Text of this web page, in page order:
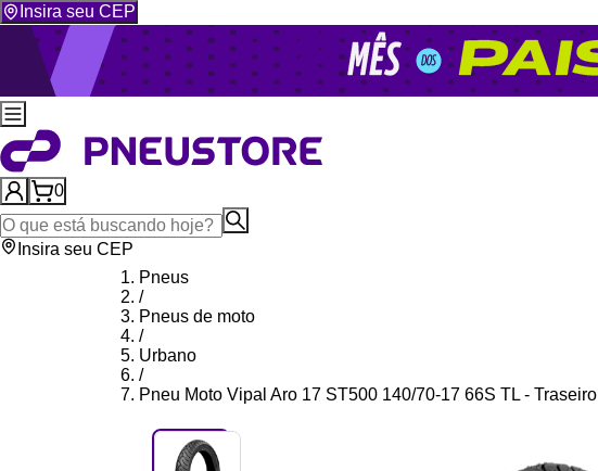
Insira seu CEP
0
Insira seu CEP
Pneus
/
Pneus de moto
/
Urbano
/
Pneu Moto Vipal Aro 17 ST500 140/70-17 66S TL - Traseiro